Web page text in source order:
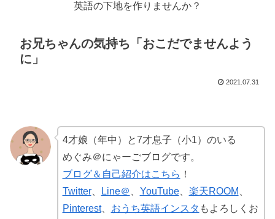
英語の下地を作りませんか？
お兄ちゃんの気持ち「おこだでませんよう
に」
2021.07.31
4才娘（年中）と7才息子（小1）のいる
めぐみ＠にゃーごブログです。
ブログ＆自己紹介はこちら ！
Twitter、 Line＠ YouTube、 楽天ROOM
Pinterest、 おうち英語インスタ もよろしくお